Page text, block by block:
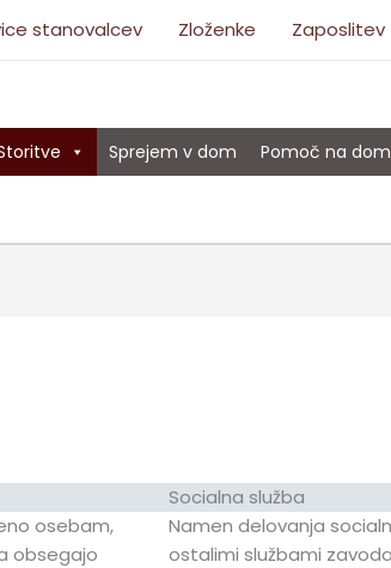
stanovalcev Zloženke Zaposlitev
Sprejem v dom Pomoč na
osebam,
obsegajo
Socialna služba
Namen delovanja
ostalimi službami